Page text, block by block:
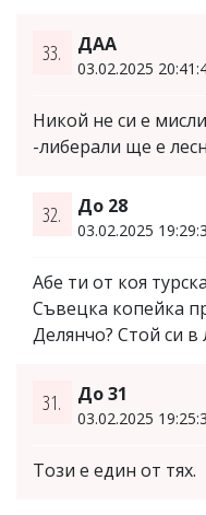
33. ДАА
03.02.2025
Никой не си е
-либерали ще е
32. До 28
03.02.2025
Абе ти от коя
Съвецка копейка
Делянчо? Стой си в
31. До 31
03.02.2025
Този е един от тях.